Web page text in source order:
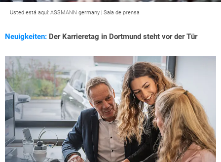
Usted está aquí: ASSMANN germany | Sala de prensa
Neuigkeiten: Der Karrieretag in Dortmund steht vor der Tür